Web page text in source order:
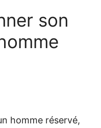
son
homme réservé,